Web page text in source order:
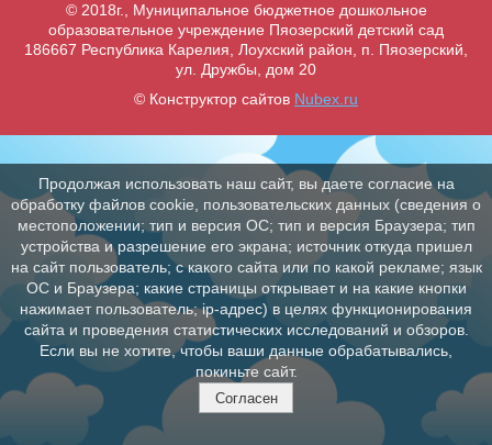
© 2018г., Муниципальное бюджетное дошкольное
образовательное учреждение Пяозерский детский сад
186667 Республика Карелия, Лоухский район, п. Пяозерский,
ул. Дружбы, дом 20
© Конструктор сайтов Nubex.ru
Продолжая использовать наш сайт, вы даете согласие на
обработку файлов cookie, пользовательских данных (сведения о
местоположении; тип и версия ОС; тип и версия Браузера; тип
устройства и разрешение его экрана; источник откуда пришел
на сайт пользователь; с какого сайта или по какой рекламе; язык
ОС и Браузера; какие страницы открывает и на какие кнопки
нажимает пользователь; ip-адрес) в целях функционирования
сайта и проведения статистических исследований и обзоров.
Если вы не хотите, чтобы ваши данные обрабатывались,
покиньте сайт.
Согласен